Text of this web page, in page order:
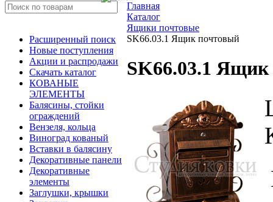
Расширенный поиск
Новые поступления
Акции и распродажи
Скачать каталог
КОВАНЫЕ
ЭЛЕМЕНТЫ
Балясины, стойки
ограждений
Вензеля, кольца
Виноград кованый
Вставки в балясину
Декоративные панели
Декоративные
элементы
Заглушки, крышки
Главная
Каталог
Ящики почтовые
SK66.03.1 Ящик почтовый
SK66.03.1